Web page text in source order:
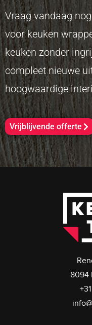
Vraag vandaag
voor keuken
keuken zonder
compleet nieuwe
hoogwaardige
Vrijblijvende offerte
8094